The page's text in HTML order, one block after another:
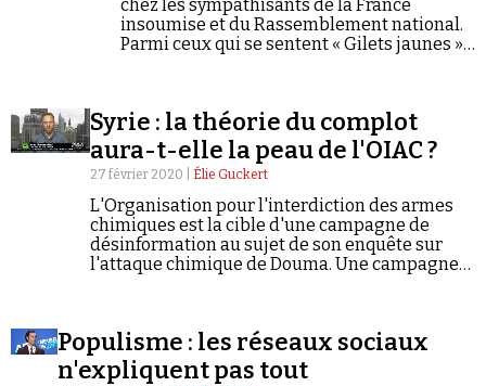
chez les sympathisants de la France
insoumise et du Rassemblement national.
Parmi ceux qui se sentent « Gilets jaunes »,
Syrie : la théorie du complot
aura-t-elle la peau de l'OIAC ?
27 février 2020 | Élie Guckert
L'Organisation pour l'interdiction des armes
chimiques est la cible d'une campagne de
désinformation au sujet de son enquête sur
l'attaque chimique de Douma. Une campagne
Populisme : les réseaux sociaux
n'expliquent pas tout